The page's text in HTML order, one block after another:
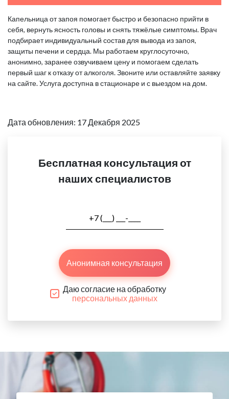
Капельница от запоя помогает быстро и безопасно прийти в
себя, вернуть ясность головы и снять тяжёлые симптомы. Врач
подбирает индивидуальный состав для вывода из запоя,
защиты печени и сердца. Мы работаем круглосуточно,
анонимно, заранее озвучиваем цену и помогаем сделать
первый шаг к отказу от алкоголя. Звоните или оставляйте заявку
на сайте. Услуга доступна в стационаре и с выездом на дом.
Дата обновления: 17 Декабря 2025
Бесплатная консультация от
наших специалистов
Анонимная консультация
Даю согласие на обработку
персональных данных